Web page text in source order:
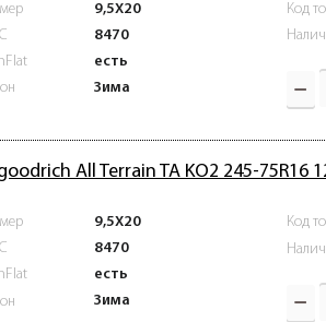
9,5X20
8470
есть
Зима
Код
All Terrain TA KO2 245-75R16
9,5X20
8470
есть
Зима
Код